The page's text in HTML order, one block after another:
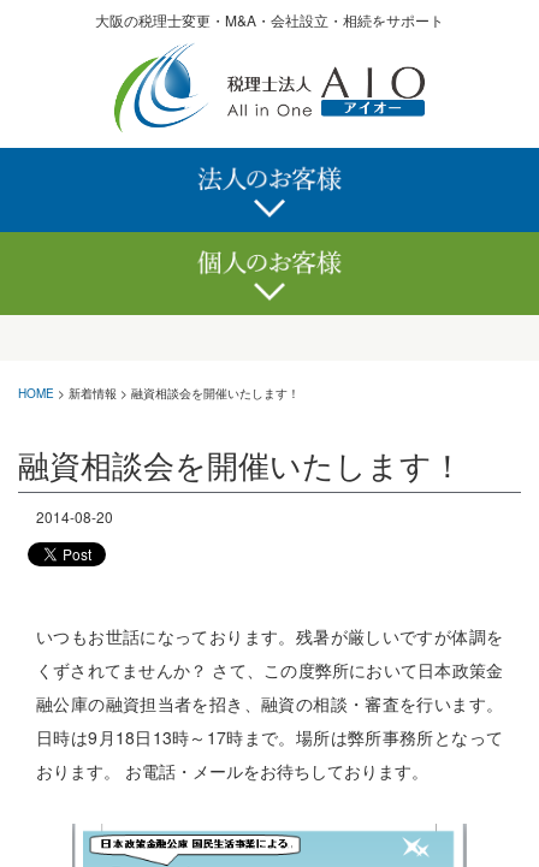
大阪の税理士変更・M&A・会社設立・相続をサポート
記帳代行サービス
決算申告サービス
経理でお困りなら
顧問サービス
税務調査
M&A
無料経営診断
確定申告サービス
相続サービス
記帳代行サービス
会社設立
融資
経理でお困りなら
税務調査
HOME > 新着情報 > 融資相談会を開催いたします！
融資相談会を開催いたします！
2014-08-20
いつもお世話になっております。残暑が厳しいですが体調を
くずされてませんか？ さて、この度弊所において日本政策金
融公庫の融資担当者を招き、融資の相談・審査を行います。
日時は9月18日13時～17時まで。場所は弊所事務所となって
おります。 お電話・メールをお待ちしております。